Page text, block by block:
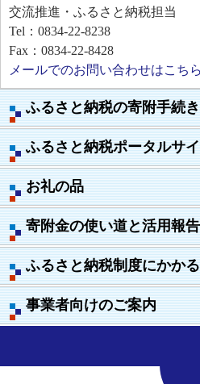
ふるさと納税の寄附手続き
ふるさと納税ポータルサ
お礼の品
寄附金の使い道と活用報告
ふるさと納税制度にかか
事業者向けのご案内
交流推進・ふるさと納税担当
Tel：0834-22-8238
Fax：0834-22-8428
メールでのお問い合わせはこちら